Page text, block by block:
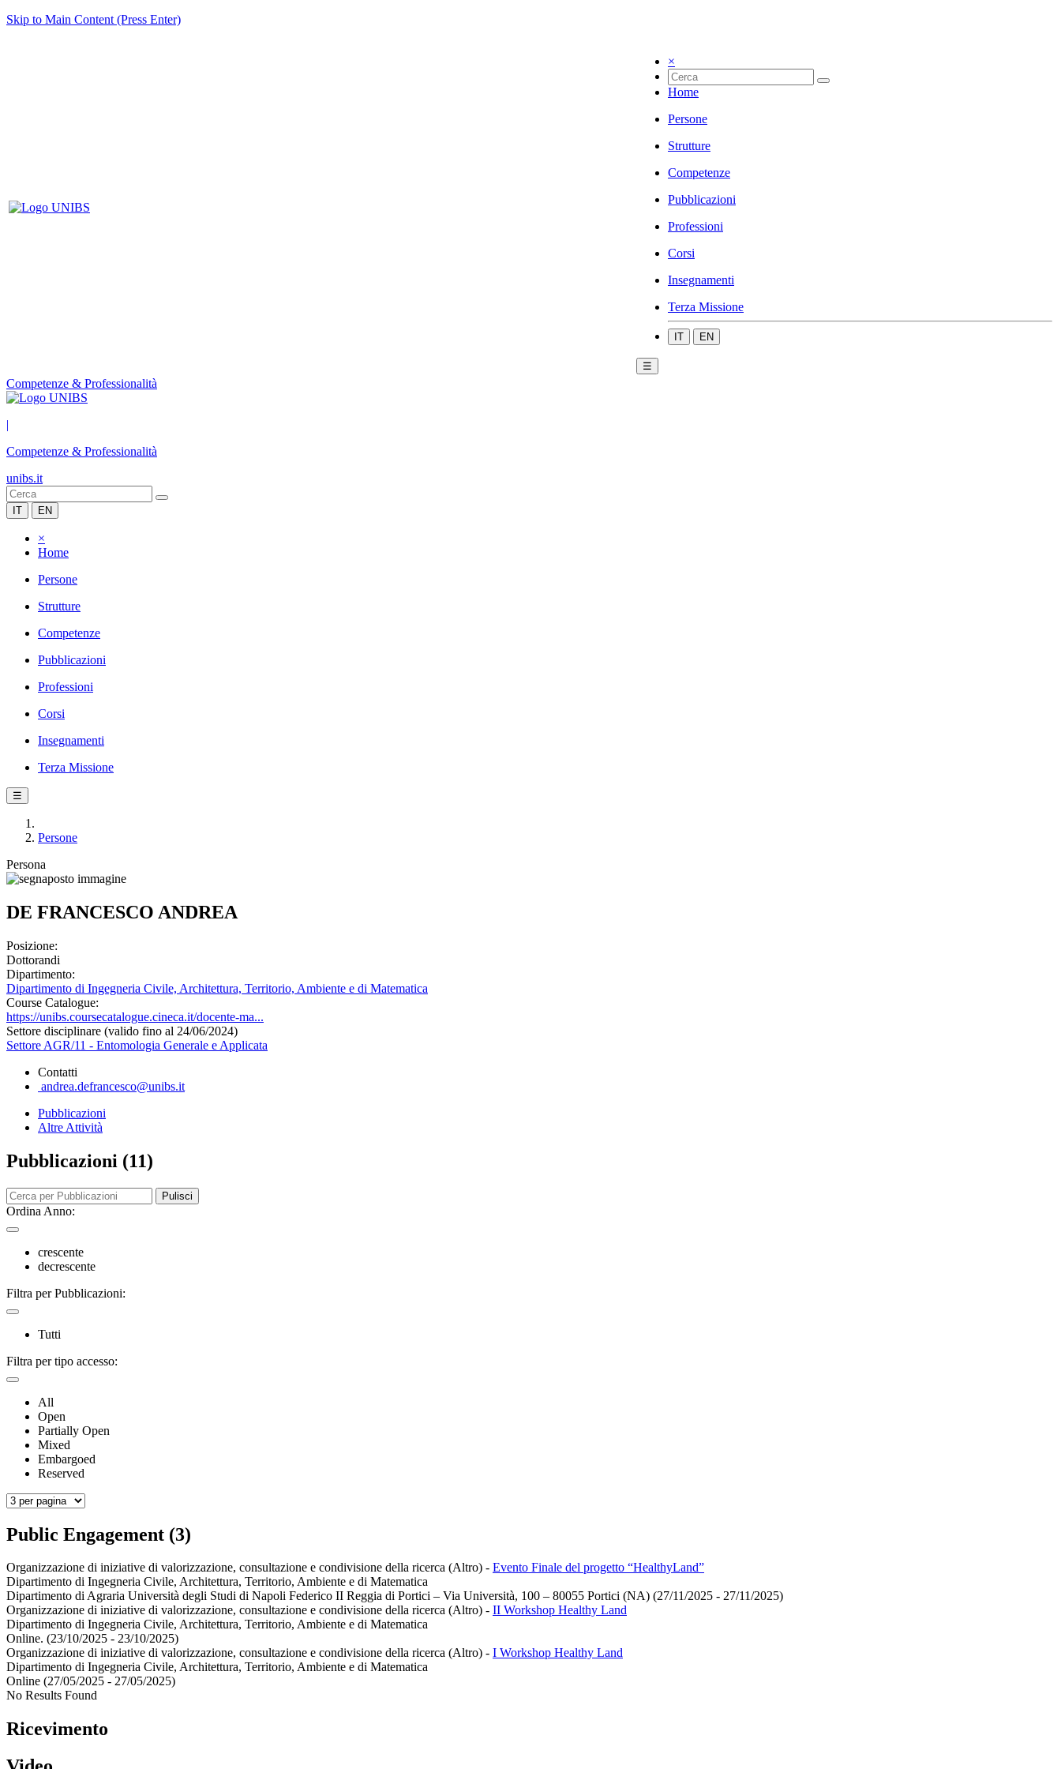
Skip to Main Content (Press Enter)
×
Home
Persone
Strutture
Competenze
Pubblicazioni
Professioni
Corsi
Insegnamenti
Terza Missione
IT EN
☰
Competenze & Professionalità
|
Competenze & Professionalità
unibs.it
IT EN
×
Home
Persone
Strutture
Competenze
Pubblicazioni
Professioni
Corsi
Insegnamenti
Terza Missione
☰
Persone
Persona
DE FRANCESCO ANDREA
Posizione:
Dottorandi
Dipartimento:
Dipartimento di Ingegneria Civile, Architettura, Territorio, Ambiente e di Matematica
Course Catalogue:
https://unibs.coursecatalogue.cineca.it/docente-ma...
Settore disciplinare (valido fino al 24/06/2024)
Settore AGR/11 - Entomologia Generale e Applicata
Contatti
andrea.defrancesco@unibs.it
Pubblicazioni
Altre Attività
Pubblicazioni (11)
Pulisci
Ordina Anno:
crescente
decrescente
Filtra per Pubblicazioni:
Tutti
Filtra per tipo accesso:
All
Open
Partially Open
Mixed
Embargoed
Reserved
Public Engagement (3)
Organizzazione di iniziative di valorizzazione, consultazione e condivisione della ricerca (Altro) - Evento Finale del progetto “HealthyLand”
Dipartimento di Ingegneria Civile, Architettura, Territorio, Ambiente e di Matematica
Dipartimento di Agraria Università degli Studi di Napoli Federico II Reggia di Portici – Via Università, 100 – 80055 Portici (NA) (27/11/2025 - 27/11/2025)
Organizzazione di iniziative di valorizzazione, consultazione e condivisione della ricerca (Altro) - II Workshop Healthy Land
Dipartimento di Ingegneria Civile, Architettura, Territorio, Ambiente e di Matematica
Online. (23/10/2025 - 23/10/2025)
Organizzazione di iniziative di valorizzazione, consultazione e condivisione della ricerca (Altro) - I Workshop Healthy Land
Dipartimento di Ingegneria Civile, Architettura, Territorio, Ambiente e di Matematica
Online (27/05/2025 - 27/05/2025)
No Results Found
Ricevimento